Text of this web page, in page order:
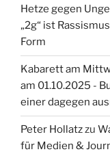
Hetze gegen
„2g“ ist
Form
Kabarett am
am 01.10.2025 -
einer dagegen
Peter Hollatzzu
für Medien &